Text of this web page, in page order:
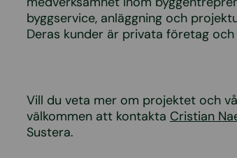
byggservice, anläggning och
Deras kunder är privata företag
Vill du veta mer om projektet och
välkommen att kontakta Cristian
Sustera.